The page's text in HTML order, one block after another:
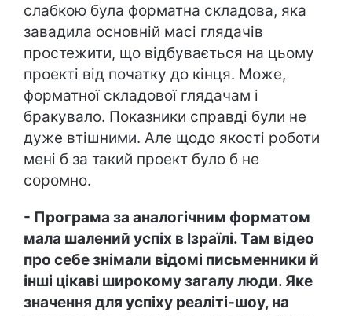
слабкою була форматна складова, яка
завадила основній масі глядачів
простежити, що відбувається на цьому
проекті від початку до кінця. Може,
форматної складової глядачам і
бракувало. Показники справді були не
дуже втішними. Але щодо якості роботи
мені б за такий проект було б не
соромно.
- Програма за аналогічним форматом
мала шалений успіх в Ізраїлі. Там відео
про себе знімали відомі письменники й
інші цікаві широкому загалу люди. Яке
значення для успіху реаліті-шоу, на